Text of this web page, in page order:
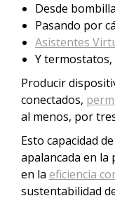
Desde
Pasando por
Asistentes
Y
Producir
conectados,
al menos, por
Esto capacidad
apalancada en la
en la eficiencia
sustentabilidad